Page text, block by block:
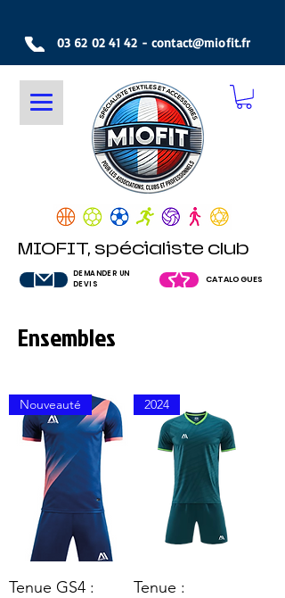
03 62 02 41 42 -contact@miofit.fr
MIOFIT, spécialiste club
DEMANDER UN
DEVIS
CATALOGUES
Ensembles
Nouveauté
Tenue GS4 :
2024
Tenue :